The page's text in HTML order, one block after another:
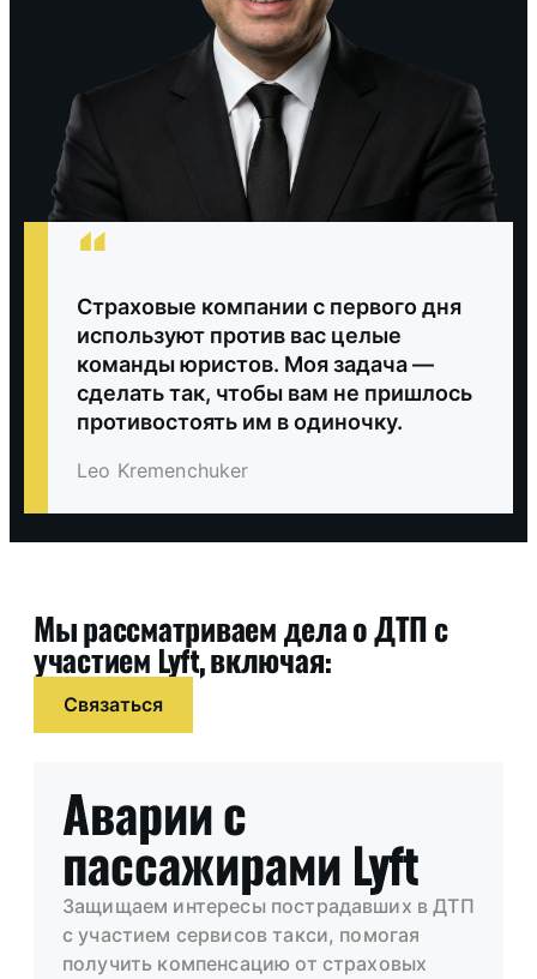
“
Страховые компании с первого дня
используют против вас целые
команды юристов. Моя задача —
сделать так, чтобы вам не пришлось
противостоять им в одиночку.
Leo Kremenchuker
Мы рассматриваем дела о ДТП с
участием Lyft, включая:
Связаться
Аварии с
пассажирами Lyft
Защищаем интересы пострадавших в ДТП
с участием сервисов такси, помогая
получить компенсацию от страховых